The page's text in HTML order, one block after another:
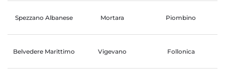
Spezzano Albanese Mortara Piombino
Belvedere Marittimo Vigevano Follonica